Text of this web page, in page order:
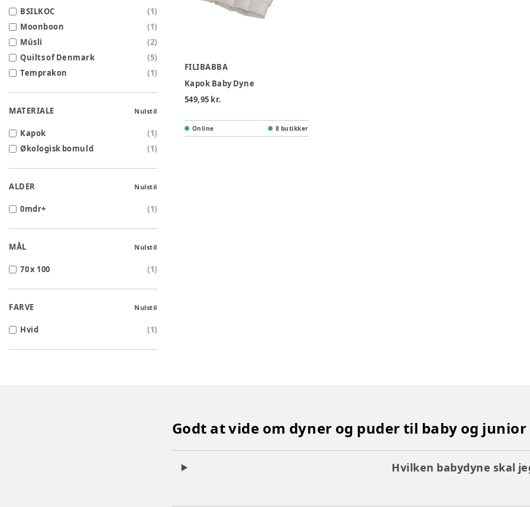
BSILKOC
(1)
Moonboon
(1)
Müsli
(2)
Quilts of Denmark
(5)
Temprakon
(1)
MATERIALE Nulstil
Kapok (1)
Økologisk bomuld
(1)
ALDER Nulstil
0mdr+ (1)
MÅL Nulstil
70 x 100 (1)
FARVE Nulstil
Hvid (1)
FILIBABBA
Kapok Baby Dyne
549,95 kr.
Online 8 butikker
Godt at vide om dyner og puder til baby og junior
Hvilken babydyne skal